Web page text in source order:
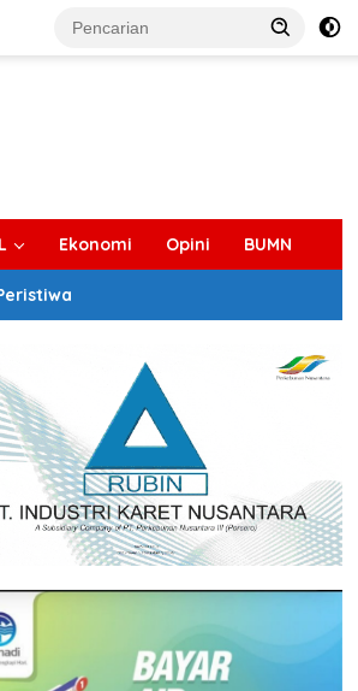
Ekonomi Opini BUMN